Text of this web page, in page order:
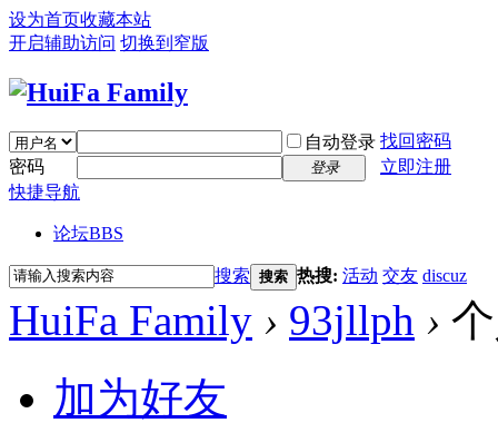
设为首页收藏本站
开启辅助访问 切换到窄版
自动登录 找回密码
密码
登录
立即注册
快捷导航
论坛BBS
搜索 搜索 热搜: 活动 交友 discuz
HuiFa Family › 93jllph ›
加为好友